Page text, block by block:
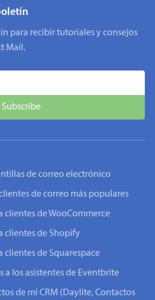
para recibir tutoriales y consejos
Mail.
de correo electrónico
de correo más populares
clientes de WooCommerce
clientes de Shopify
clientes de Squarespace
a los asistentes de Eventbrite
de mi CRM (Daylite, Contactos